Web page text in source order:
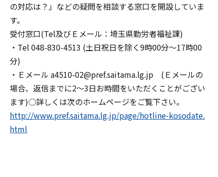
の対応は？」などの疑問を相談する窓口を開設していま
す。
受付窓口(Tel及びＥメール：埼玉県勤労者福祉課)
・Tel 048-830-4513 (土日祝日を除く9時00分～17時00
分)
・Ｅメール a4510-02@pref.saitama.lg.jp (Ｅメールの
場合、返信までに2～3日お時間をいただくことがござい
ます)○詳しくは次のホームページをご覧下さい。
http://www.pref.saitama.lg.jp/page/hotline-kosodate.
html